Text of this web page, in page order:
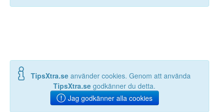
TipsXtra.se använder cookies. Genom att använda
TipsXtra.se godkänner du detta.
Jag godkänner alla cookies